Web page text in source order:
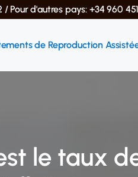
d'autres pays: +34 960
de Reproduction
le taux